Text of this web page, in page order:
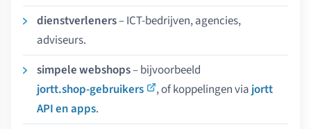
dienstverleners– ICT-bedrijven, agencies,
adviseurs.
simpele webshops– bijvoorbeeld
jortt.shop-gebruikers
, of koppelingen via jortt
API en apps.